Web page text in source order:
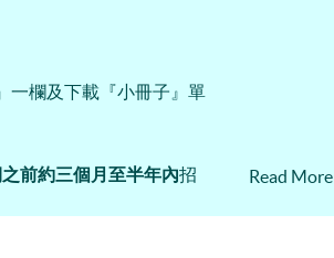
一欄及下載『小冊子』單
前約三個月至半年內招
Read More